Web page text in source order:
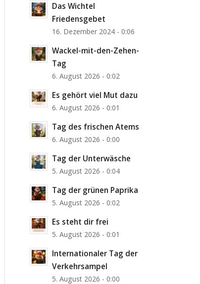
Das Wichtel
Friedensgebet
16. Dezember 2024 - 0:06
Wackel-mit-den-Zehen-
Tag
6. August 2026 - 0:02
Es gehört viel Mut dazu
6. August 2026 - 0:01
Tag des frischen Atems
6. August 2026 - 0:00
Tag der Unterwäsche
5. August 2026 - 0:04
Tag der grünen Paprika
5. August 2026 - 0:02
Es steht dir frei
5. August 2026 - 0:01
Internationaler Tag der
Verkehrsampel
5. August 2026 - 0:00